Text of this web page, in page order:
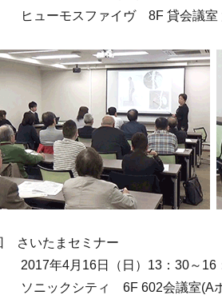
ューモスファイヴ 8F 貸会議室
さいたまセミナー
年4月16日（日）13：30～16
ニックシティ 6F 602会議室(A